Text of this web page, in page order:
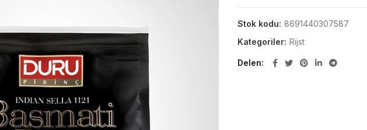
Stok kodu: 8691440307587
Kategoriler: Rijst
Delen